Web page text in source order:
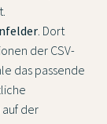
. Dort
der CSV-
das passende
der